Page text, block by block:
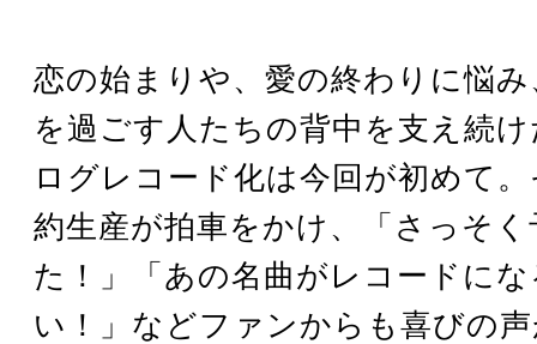
恋の始まりや、愛の終わりに悩
を過ごす人たちの背中を支え続
ログレコード化は今回が初めて
約生産が拍車をかけ、「さっそ
た！」「あの名曲がレコードに
い！」などファンからも喜びの